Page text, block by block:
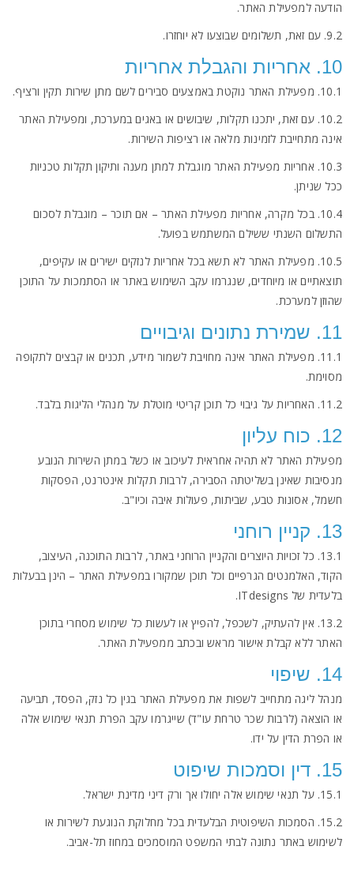
הודעה למפעילת האתר.
9.2. עם זאת, תשלומים שבוצעו לא יוחזרו.
10. אחריות והגבלת אחריות
10.1. מפעילת האתר נוקטת באמצעים סבירים לשם מתן שירות תקין ורציף.
10.2. עם זאת, יתכנו תקלות, שיבושים או באגים במערכת, ומפעילת האתר
אינה מתחייבת לזמינות מלאה או רציפות השירות.
10.3. אחריות מפעילת האתר מוגבלת למתן מענה ותיקון תקלות טכניות
ככל שניתן.
10.4. בכל מקרה, אחריות מפעילת האתר – אם תוכר – מוגבלת לסכום
התשלום השנתי ששילם המשתמש בפועל.
10.5. מפעילת האתר לא תשא בכל אחריות לנזקים ישירים או עקיפים,
תוצאתיים או מיוחדים, שנגרמו עקב השימוש באתר או הסתמכות על התוכן
שהוזן למערכת.
11. שמירת נתונים וגיבויים
11.1. מפעילת האתר אינה מחויבת לשמור מידע, תכנים או קבצים לתקופה
מסוימת.
11.2. האחריות על גיבוי כל תוכן קריטי מוטלת על מנהלי הליגות בלבד.
12. כוח עליון
מפעילת האתר לא תהיה אחראית לעיכוב או כשל במתן השירות הנובע
מנסיבות שאינן בשליטתה הסבירה, לרבות תקלות אינטרנט, הפסקות
חשמל, אסונות טבע, שביתות, פעולות איבה וכיו"ב.
13. קניין רוחני
13.1. כל זכויות היוצרים והקניין הרוחני באתר, לרבות התוכנה, העיצוב,
הקוד, האלמנטים הגרפיים וכל תוכן שמקורו במפעילת האתר – הינן בבעלות
בלעדית של ITdesigns.
13.2. אין להעתיק, לשכפל, להפיץ או לעשות כל שימוש מסחרי בתוכן
האתר ללא קבלת אישור מראש ובכתב ממפעילת האתר.
14. שיפוי
מנהל ליגה מתחייב לשפות את מפעילת האתר בגין כל נזק, הפסד, תביעה
או הוצאה (לרבות שכר טרחת עו"ד) שייגרמו עקב הפרת תנאי שימוש אלה
או הפרת הדין על ידו.
15. דין וסמכות שיפוט
15.1. על תנאי שימוש אלה יחולו אך ורק דיני מדינת ישראל.
15.2. הסמכות השיפוטית הבלעדית בכל מחלוקת הנוגעת לשירות או
לשימוש באתר נתונה לבתי המשפט המוסמכים במחוז תל-אביב.